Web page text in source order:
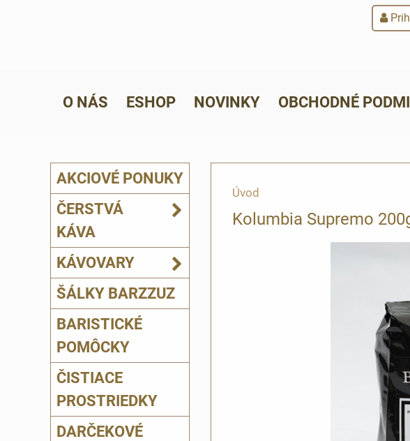
O NÁS ESHOP NOVINKY OBCHODNÉ
Úvod
Kolumbia Supremo
AKCIOVÉ PONUKY
ČERSTVÁ
KÁVA
KÁVOVARY
ŠÁLKY BARZZUZ
BARISTICKÉ
POMÔCKY
ČISTIACE
PROSTRIEDKY
DARČEKOVÉ